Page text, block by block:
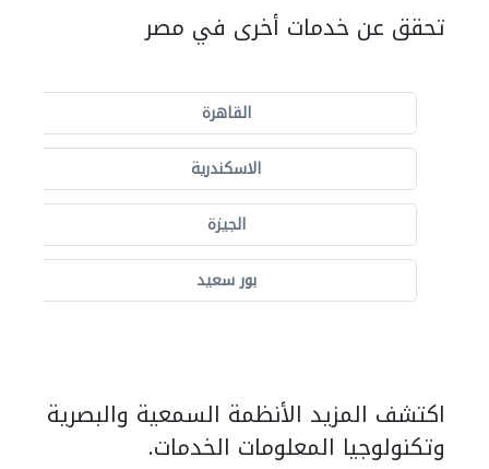
تحقق عن خدمات أخرى في مصر
القاهرة
الاسكندرية
الجيزة
بور سعيد
اكتشف المزيد الأنظمة السمعية والبصرية
وتكنولوجيا المعلومات الخدمات.